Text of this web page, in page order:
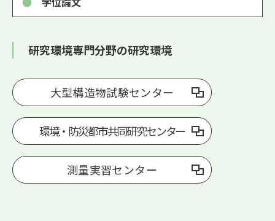
研究環境専門分野の研究環境
大型構造物試験センター
環境・防災都市共同研究センター
測量実習センター